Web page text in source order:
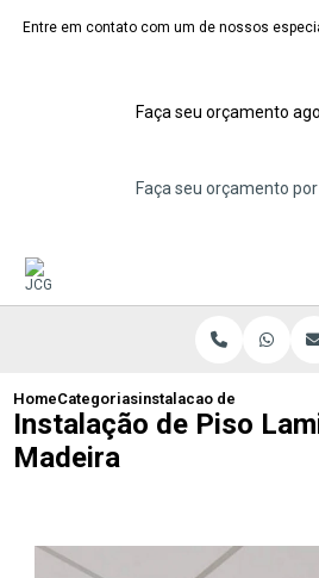
Entre em contato com um de nossos
Faça seu orçamento
Faça seu orçamento
HomeCategoriasinstalacao de piso
Instalação de Piso
Madeira